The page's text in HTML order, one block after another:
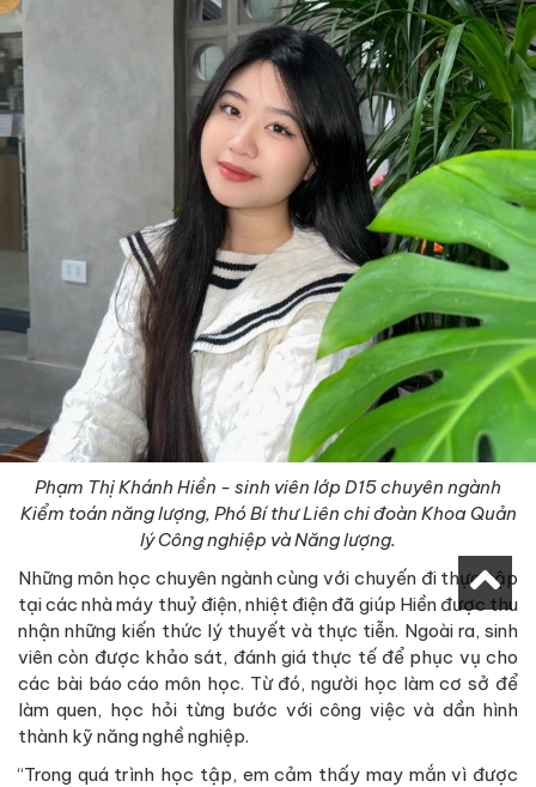
Phạm Thị Khánh Hiền - sinh viên lớp D15 chuyên ngành
Kiểm toán năng lượng, Phó Bí thư Liên chi đoàn Khoa Quản
lý Công nghiệp và Năng lượng.
Những môn học chuyên ngành cùng với chuyến đi thực tập
tại các nhà máy thuỷ điện, nhiệt điện đã giúp Hiền được thu
nhận những kiến thức lý thuyết và thực tiễn. Ngoài ra, sinh
viên còn được khảo sát, đánh giá thực tế để phục vụ cho
các bài báo cáo môn học. Từ đó, người học làm cơ sở để
làm quen, học hỏi từng bước với công việc và dần hình
thành kỹ năng nghề nghiệp.
“Trong quá trình học tập, em cảm thấy may mắn vì được